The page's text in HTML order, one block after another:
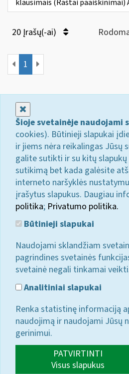
klausimais (Raštai paaiškinimai)
20 Įrašų(-ai)
1
Šioje svetainėje naudojami
cookies). Būtinieji slapukai
ir jiems nėra reikalingas Jūsų
galite sutikti ir su kitų slapukų
sutikimą bet kada galėsite
interneto naršyklės
įrašytus slapukus. Daugiau
politika; Privatumo politika.
Būtinieji slapukai
Naudojami sklandžiam
pagrindines svetainės
svetainė negali tinkamai
Analitiniai slapukai
Renka statistinę informaciją
naudojimą ir naudojami Jūsų
gerinimui.
PATVIRTINTI
Visus slapukus